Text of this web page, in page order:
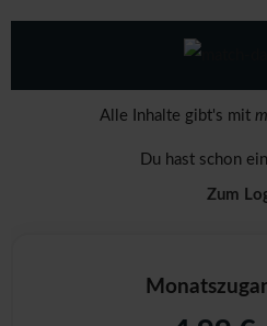
Alle Inhalte gibt's mit
Du hast schon
Zum